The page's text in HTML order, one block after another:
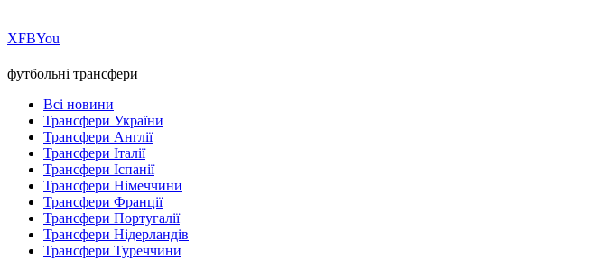
ХFBYou
футбольні трансфери
Всі новини
Трансфери України
Трансфери Англії
Трансфери Італії
Трансфери Іспанії
Трансфери Німеччини
Трансфери Франції
Трансфери Португалії
Трансфери Нідерландів
Трансфери Туреччини